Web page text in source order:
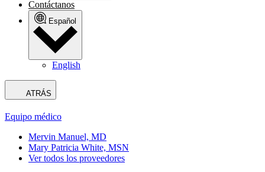
Contáctanos
Español
English
ATRÁS
Equipo médico
Mervin Manuel, MD
Mary Patricia White, MSN
Ver todos los proveedores